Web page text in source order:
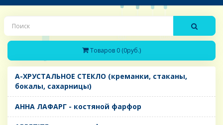
Товаров 0 (0руб.)
A-ХРУСТАЛЬНОЕ СТЕКЛО (креманки, стаканы,
бокалы, сахарницы)
AHHA ЛАФАРГ - костяной фарфор